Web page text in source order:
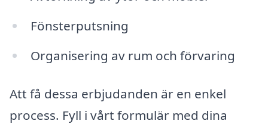
Fönsterputsning
Organisering av rum och förvaring
Att få dessa erbjudanden är en enkel
process. Fyll i vårt formulär med dina